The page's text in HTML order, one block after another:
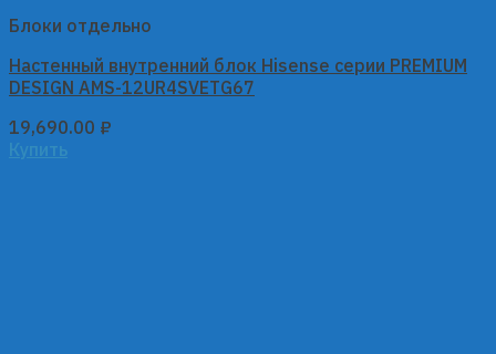
Блоки отдельно
Настенный внутренний блок Hisense серии PREMIUM
DESIGN AMS-12UR4SVETG67
19,690.00 ₽
Купить